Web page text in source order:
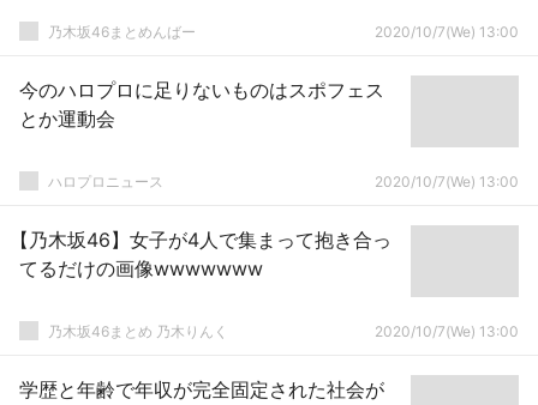
乃木坂46まとめんばー 2020/10/7(We) 13:00
今のハロプロに足りないものはスポフェス
とか運動会
ハロプロニュース 2020/10/7(We) 13:00
【乃木坂46】女子が4人で集まって抱き合っ
てるだけの画像wwwwwww
乃木坂46まとめ 乃木りんく 2020/10/7(We) 13:00
学歴と年齢で年収が完全固定された社会が